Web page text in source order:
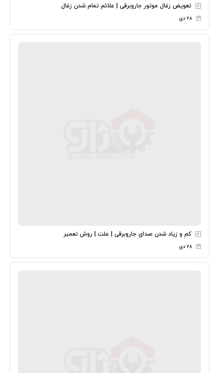
تعویض زغال موتور جاروبرقی | علائم تمام شدن زغال
۲۸ دی
کم و زیاد شدن صدای جاروبرقی | علت | روش تعمیر
۲۸ دی